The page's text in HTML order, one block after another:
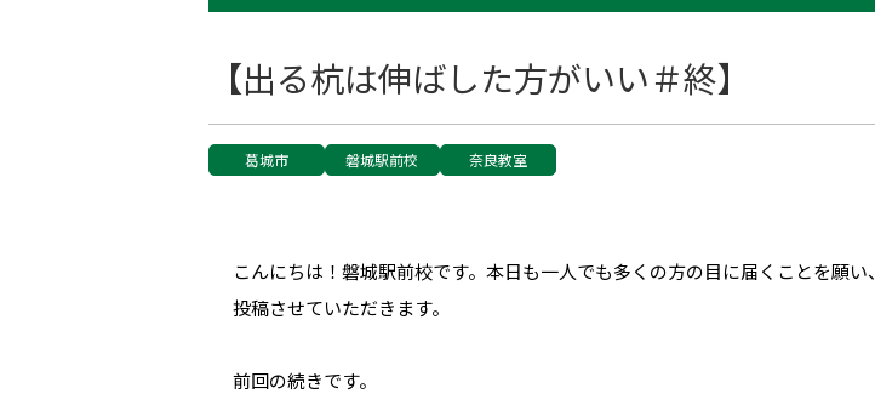
【出る杭は伸ばした方がいい＃終】
葛城市 磐城駅前校 奈良教室
こんにちは！磐城駅前校です。本日も一人でも多くの方の目に届くことを願い、
投稿させていただきます。
前回の続きです。